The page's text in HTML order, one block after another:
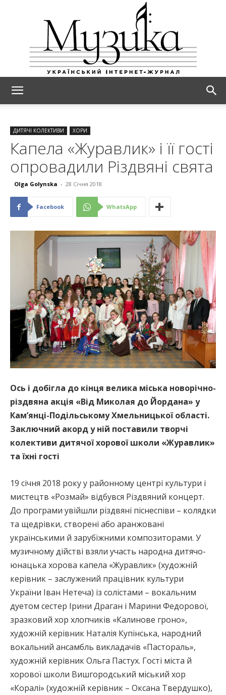
ДИТЯЧІ КОЛЕКТИВИ ХОРИ
Капела «Журавлик» і її гості
опровадили Різдвяні свята
Olga Golynska - 28 Січня 2018
Facebook WhatsApp
Ось і добігла до кінця велика міська новорічно-
різдвяна акція «Від Миколая до Йордана» у
Кам’янці-Подільському Хмельницької області.
Заключний акорд у ній поставили творчі
колективи дитячої хорової школи «Журавлик»
та їхні гості
19 січня 2018 року у районному центрі культури і
мистецтв «Розмай» відбувся Різдвяний концерт.
До програми увійшли різдвяні піснеспіви – колядки
та щедрівки, створені або аранжовані
українськими й зарубіжними композиторами. У
музичному дійстві взяли участь народна дитячо-
юнацька хорова капела «Журавлик» (художній
керівник – заслужений працівник культури
України Іван Нетеча) із солістами – вокальним
дуетом сестер Ірини Драган і Марини Федорової,
зразковий хор хлопчиків «Калинове гроно»,
художній керівник Наталія Купінська, народний
вокальний ансамбль викладачів «Пастораль»,
художній керівник Ольга Пастух. Гості міста й
хорової школи Вишгородський міський хор
«Коралі» (художній керівник – Оксана Твердушко),